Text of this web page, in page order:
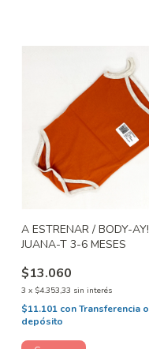
A ESTRENAR / BODY-AY!
JUANA-T 3-6 MESES
$13.060
3 x $4.353,33 sin interés
$11.101 con Transferencia o
depósito